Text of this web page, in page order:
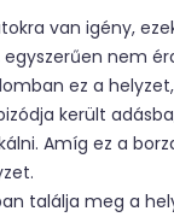
van igény,
nem
ez a
került
Amíg ez a
találja meg a